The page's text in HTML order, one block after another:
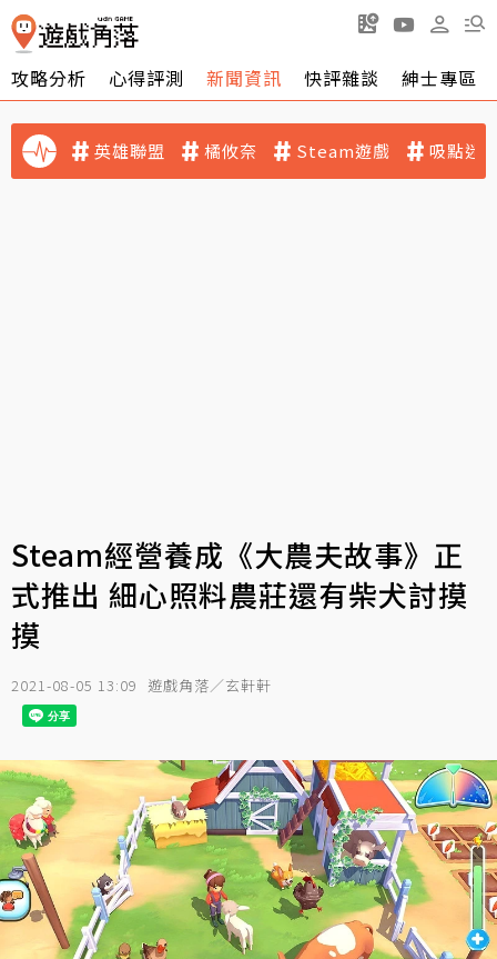
攻略分析 心得評測 新聞資訊 快評雜談 紳士專區
英雄聯盟 橘攸奈 Steam遊戲 吸點迷
Steam經營養成《大農夫故事》正
式推出 細心照料農莊還有柴犬討摸
摸
2021-08-05 13:09 遊戲角落／玄軒軒